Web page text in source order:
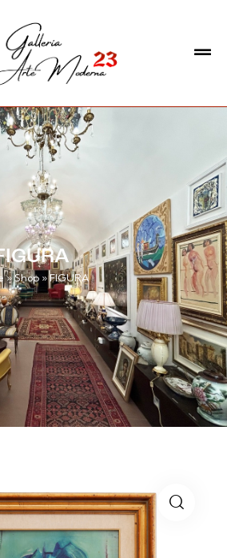
»Shop»FIGURA